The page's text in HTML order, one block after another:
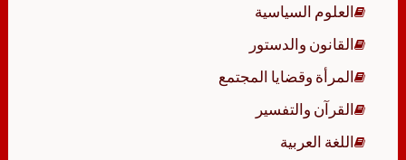
العلوم السياسية
القانون والدستور
المرأة وقضايا المجتمع
القرآن والتفسير
اللغة العربية